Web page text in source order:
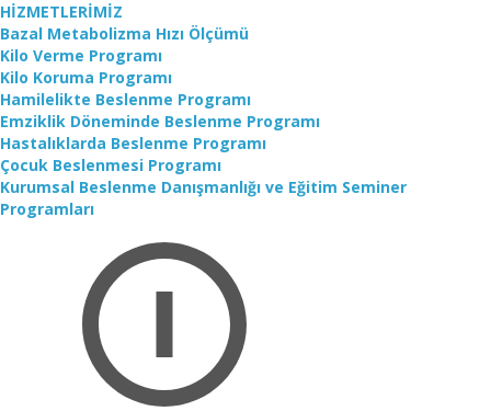
HİZMETLERİMİZ
Bazal Metabolizma Hızı Ölçümü
Kilo Verme Programı
Kilo Koruma Programı
Hamilelikte Beslenme Programı
Emziklik Döneminde Beslenme Programı
Hastalıklarda Beslenme Programı
Çocuk Beslenmesi Programı
Kurumsal Beslenme Danışmanlığı ve Eğitim Seminer
Programları